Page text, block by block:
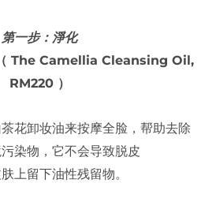
第一步：淨化
The Camellia Cleansing Oil,
RM220 ）
花卸妆油来按摩全脸，帮助去除
染物，它不会导致脱皮
上留下油性残留物。